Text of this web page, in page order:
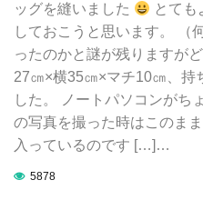
ッグを縫いました
とても
しておこうと思います。 （
ったのかと謎が残りますが
27㎝×横35㎝×マチ10㎝、持
した。 ノートパソコンがち
の写真を撮った時はこのま
入っているのです […]…
5878